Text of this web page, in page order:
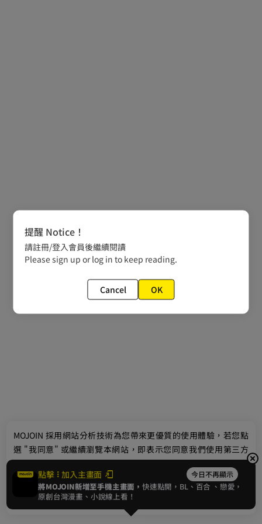
點擊 加入主畫面 今日不再顯示
將MOJOIN新增至手機主畫面，快速點開，BL、 百合 、戀愛，
原創台灣漫畫、小說線上看！
MOJOIN 採用網站分析技術為您帶來更優質的使用體驗，若您點
選 "我同意" 或繼續瀏覽本網站，即表示您同意我們使用第三方
Cookie，欲瞭解更多資訊請見隱私權政策。
我同意
提醒 Notice！
請註冊/登入會員後繼續閱讀
Please sign up or log in to keep reading.
Cancel OK